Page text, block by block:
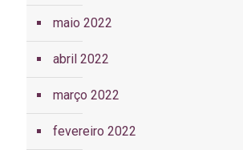
maio 2022
abril 2022
março 2022
fevereiro 2022